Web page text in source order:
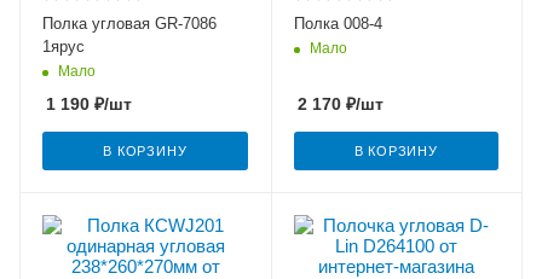
Полка угловая GR-7086
1ярус
Мало
1 190 ₽/шт
В КОРЗИНУ
Полка 008-4
Мало
2 170₽/шт
В КОРЗИНУ